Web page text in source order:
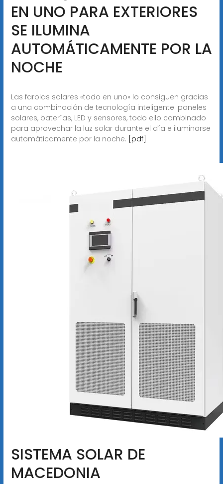
EN UNO PARA EXTERIORES
SE ILUMINA
AUTOMÁTICAMENTE POR LA
NOCHE
Las farolas solares «todo en uno» lo consiguen gracias
a una combinación de tecnología inteligente: paneles
solares, baterías, LED y sensores, todo ello combinado
para aprovechar la luz solar durante el día e iluminarse
automáticamente por la noche. [pdf]
SISTEMA SOLAR DE
MACEDONIA